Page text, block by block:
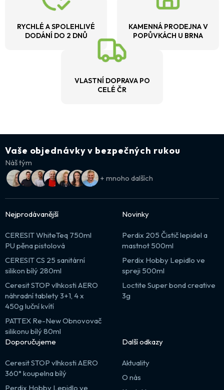
RYCHLÉ A SPOLEHLIVÉ
DODÁNÍ DO 2 DNŮ
KAMENNÁ PRODEJNA V
POPŮVKÁCH U BRNA
VLASTNÍ DOPRAVA PO
CELÉ ČR
Vaše objednávky v bezpečných rukou
Náš tým
+ mnoho dalších
Nejprodávanější
CERESIT WhiteTeq 750ml
PU pěna pistolová
CERESIT CS 25 sanitární
silikon bílý 280ml
Ceresit STOP vlhkosti AERO
náhradní tablety 3+1, 4 x
450g luční kvítí
PATTEX Re-New Obnovovač
silikonu bílý 80ml
Novinky
Perdix 205 Čistič lepidel a
mastnot 500ml
Perdix Hobby Lepidlo ve
spreji 500ml
Loctite Super bond creative
3g
Doporučujeme
Ceresit STOP vlhkosti AERO
360° koupelna bílý
Perdix Hobby Lepidlo ve
Další odkazy
Aktuality
O nás